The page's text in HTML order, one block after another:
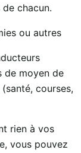
chacun.
ou autres
de moyen de
courses,
rien à vos
vous pouvez